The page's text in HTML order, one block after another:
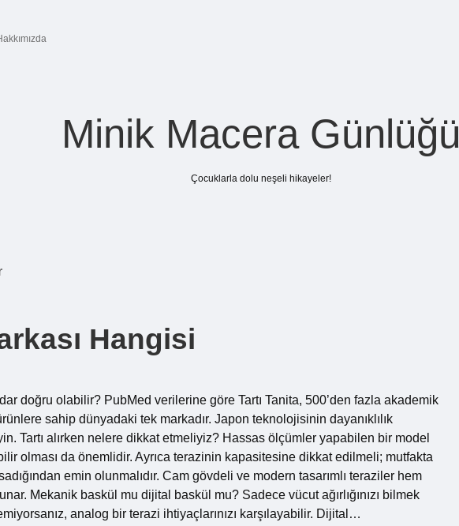
Minik Macera Günlüğü
Çocuklarla dolu neşeli hikayeler!
Hangisi
doğru olabilir? PubMed verilerine göre Tartı Tanita, 500’den fazla akademik
sahip dünyadaki tek markadır. Japon teknolojisinin dayanıklılık
Tartı alırken nelere dikkat etmeliyiz? Hassas ölçümler yapabilen bir model
olması da önemlidir. Ayrıca terazinin kapasitesine dikkat edilmeli; mutfakta
emin olunmalıdır. Cam gövdeli ve modern tasarımlı teraziler hem
Mekanik baskül mu dijital baskül mu? Sadece vücut ağırlığınızı bilmek
analog bir terazi ihtiyaçlarınızı karşılayabilir. Dijital…